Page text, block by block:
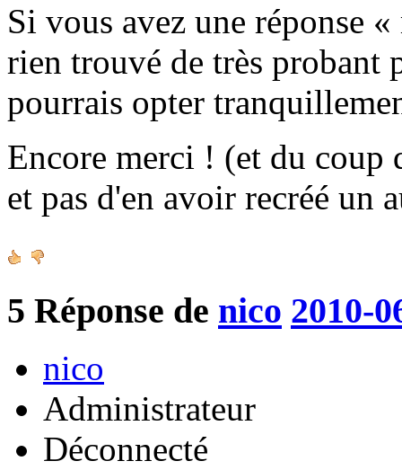
Si vous avez une réponse
rien trouvé de très probant
pourrais opter
Encore merci ! (et du coup
et pas d'en avoir recréé un
5 Réponse de nico 2010-
nico
Administrateur
Déconnecté